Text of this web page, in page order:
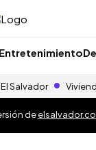
Entretenimiento
Salvador
de